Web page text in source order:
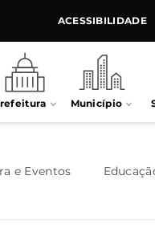
ACESSIBILIDADE
Município
e Eventos